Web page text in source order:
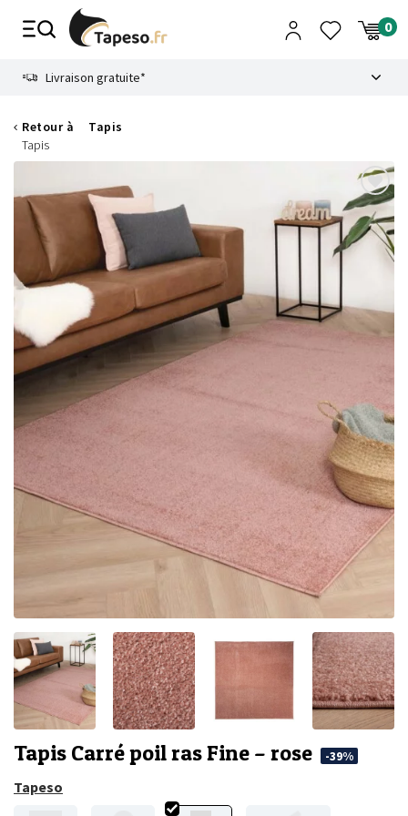
Livraison gratuite*
Retour à
Tapis
Tapis
Tapis Carré poil ras Fine – rose -39%
Tapeso